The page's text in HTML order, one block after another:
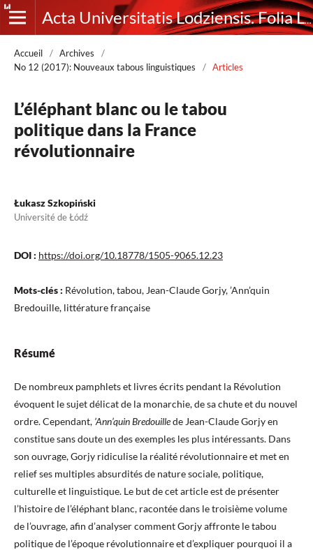
Acta Universitatis Lodziensis. Folia Litteraria Romanica
Accueil / Archives
/
No 12 (2017): Nouveaux tabous linguistiques
/ Articles
L’éléphant blanc ou le tabou
politique dans la France
révolutionnaire
Łukasz Szkopiński
Université de Łódź
DOI : https://doi.org/10.18778/1505-9065.12.23
Mots-clés : Révolution, tabou, Jean-Claude Gorjy, ’Ann’quin
Bredouille, littérature française
Résumé
De nombreux pamphlets et livres écrits pendant la Révolution
évoquent le sujet délicat de la monarchie, de sa chute et du nouvel
ordre. Cependant, ’Ann’quin Bredouillede Jean-Claude Gorjy en
constitue sans doute un des exemples les plus intéressants. Dans
son ouvrage, Gorjy ridiculise la réalité révolutionnaire et met en
relief ses multiples absurdités de nature sociale, politique,
culturelle et linguistique. Le but de cet article est de présenter
l’histoire de l’éléphant blanc, racontée dans le troisième volume
de l’ouvrage, afin d’analyser comment Gorjy affronte le tabou
politique de l’époque révolutionnaire et d’expliquer pourquoi il a